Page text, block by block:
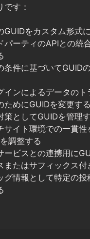
です：
GUIDをカスタム形式
パーティのAPIとの統
条件に基づいてGUID
インによるデータのト
ためにGUIDを変更する
策としてGUIDを管理
サイト環境での一貫性
調整する
ービスとの連携用に
またはサフィックス付
グ情報として特定の投